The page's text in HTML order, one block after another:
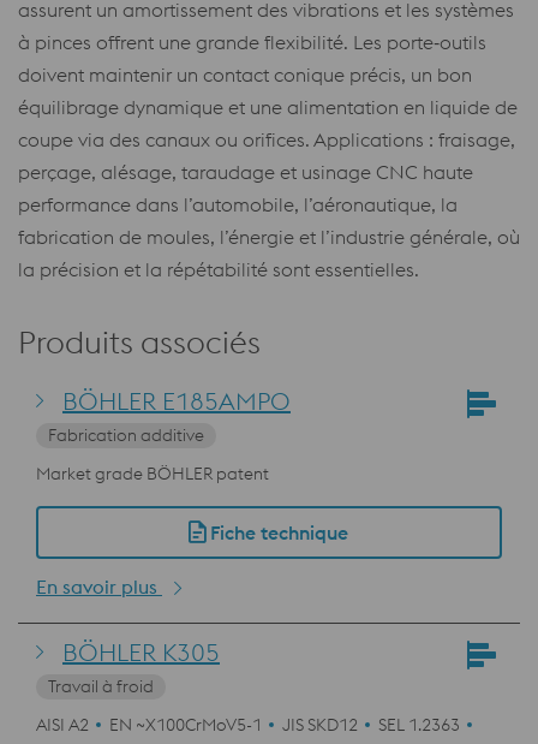
assurent un amortissement des vibrations et les systèmes
à pinces offrent une grande flexibilité. Les porte‑outils
doivent maintenir un contact conique précis, un bon
équilibrage dynamique et une alimentation en liquide de
coupe via des canaux ou orifices. Applications : fraisage,
perçage, alésage, taraudage et usinage CNC haute
performance dans l’automobile, l’aéronautique, la
fabrication de moules, l’énergie et l’industrie générale, où
la précision et la répétabilité sont essentielles.
Produits associés
BÖHLER E185AMPO
Fabrication additive
Market grade BÖHLER patent
Fiche technique
En savoir plus
BÖHLER K305
Travail à froid
AISI A2
EN ~X100CrMoV5-1 JIS SKD12
SEL 1.2363